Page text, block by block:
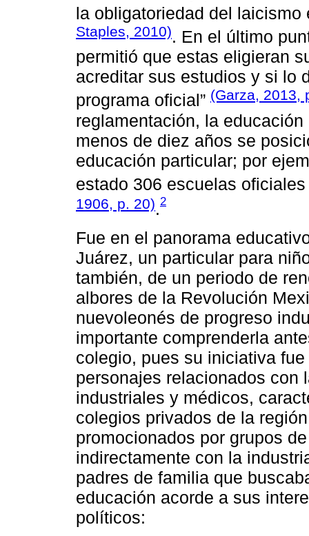
la obligatoriedad del
Staples, 2010). En el último
permitió que estas eligieran
acreditar sus estudios y si lo
programa oficial” (Garza, 2013,
reglamentación, la
menos de diez años se
educación particular; por
estado 306 escuelas
1906, p. 20).2
Fue en el panorama
Juárez, un particular para
también, de un periodo de
albores de la Revolución
nuevoleonés de progreso
importante comprenderla
colegio, pues su iniciativa
personajes relacionados con
industriales y médicos,
colegios privados de la
promocionados por grupos
indirectamente con la
padres de familia que
educación acorde a sus
políticos: